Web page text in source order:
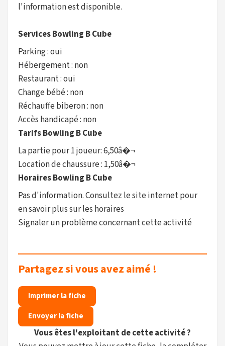
l'information est disponible.
Services Bowling B Cube
Parking : oui
Hébergement : non
Restaurant : oui
Change bébé : non
Réchauffe biberon : non
Accès handicapé : non
Tarifs Bowling B Cube
La partie pour 1 joueur: 6,50â�¬
Location de chaussure : 1,50â�¬
Horaires Bowling B Cube
Pas d'information. Consultez le site internet pour
en savoir plus sur les horaires
Signaler un problème concernant cette activité
Partagez si vous avez aimé !
Imprimer la fiche
Envoyer la fiche
Vous êtes l'exploitant de cette activité ?